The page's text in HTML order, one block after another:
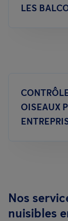
LES
OISEAUX
Nos
nuisibles